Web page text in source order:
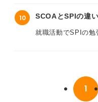
対策として自分の
それとも直感で選
ブラウザの操作ロ
自分ひとりの力で
うしても時間が足
特に非言語分野や
策を進めるため、
おすすめの書籍や
10 SCOAとSPIの違
就職活動でSPIの勉
SPIとSCOAは、ど
具体的にどのよう
1